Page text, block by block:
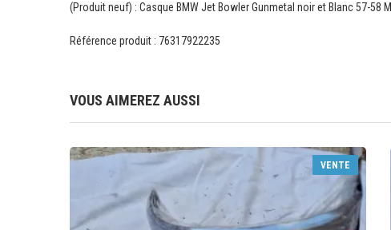
(Produit neuf) : Casque BMW Jet Bowler Gunmetal noir et Blanc 57-58 M
Référence produit : 76317922235
VOUS AIMEREZ AUSSI
VENTE